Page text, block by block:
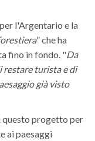
l'Argentario e la
” che ha
fino in fondo. "Da
restare turista e di
già visto
questo progetto per
ai paesaggi